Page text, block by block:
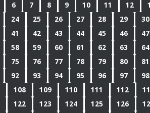
6 7 8 9 10 11 12
24 25 26 27 28 29 30
41 42 43 44 45 46 47
58 59 60 61 62 63 64
75 76 77 78 79 80 81
92 93 94 95 96 97 98
108 109 110 111 112
122 123 124 125 126